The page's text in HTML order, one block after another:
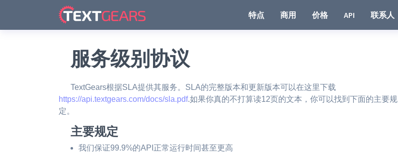
特点 商用 价格 API 联系人
服务级别协议
TextGears根据SLA提供其服务。SLA的完整版本和更新版本可以在这里下载
https://api.textgears.com/docs/sla.pdf.如果你真的不打算读12页的文本，你可以找到下面的主要规
定。
主要规定
我们保证99.9%的API正常运行时间甚至更高